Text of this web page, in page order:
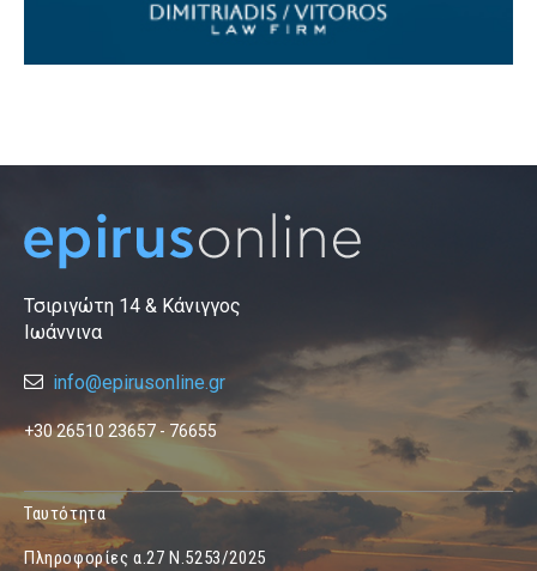
Τσιριγώτη 14 & Κάνιγγος
Ιωάννινα
info@epirusonline.gr
+30 26510 23657 - 76655
Ταυτότητα
Πληροφορίες α.27 Ν.5253/2025